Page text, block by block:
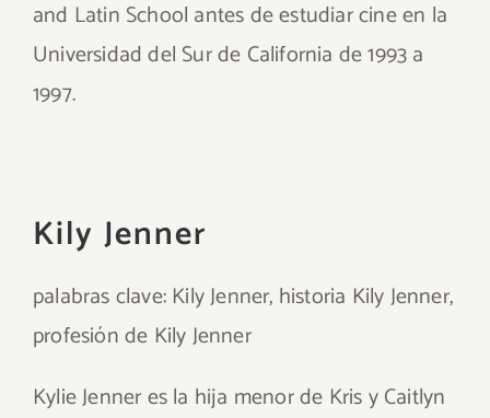
and Latin School antes de estudiar cine en la
Universidad del Sur de California de 1993 a
1997.
Kily Jenner
palabras clave: Kily Jenner, historia Kily Jenner,
profesión de Kily Jenner
Kylie Jenner es la hija menor de Kris y Caitlyn